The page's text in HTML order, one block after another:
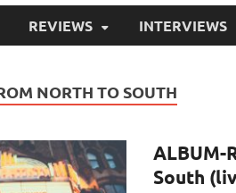
REVIEWS INTERVIEWS
NORTH TO SOUTH
ALBUM-
South